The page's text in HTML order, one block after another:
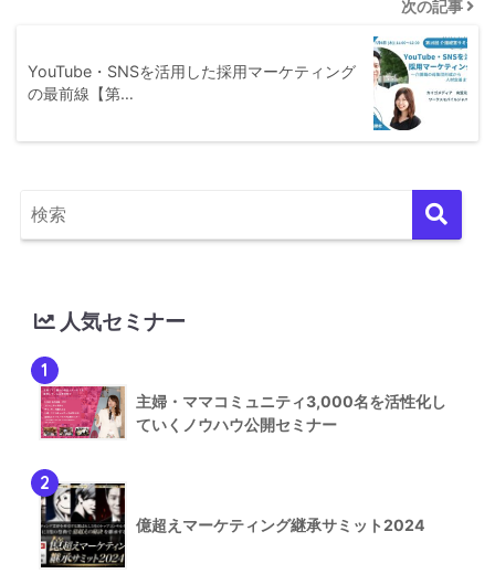
次の記事
YouTube・SNSを活用した採用マーケティング
の最前線【第…
人気セミナー
1
主婦・ママコミュニティ3,000名を活性化し
ていくノウハウ公開セミナー
2
億超えマーケティング継承サミット2024